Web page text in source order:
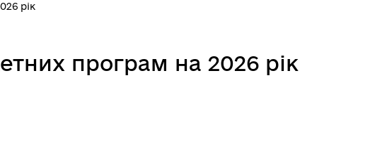
рік
програм на 2026 рік